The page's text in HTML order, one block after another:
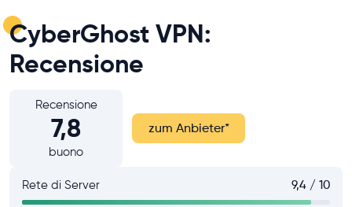
CyberGhost VPN:
Recensione
Recensione
7,8
buono
zum Anbieter*
Rete di Server 9,4 / 10